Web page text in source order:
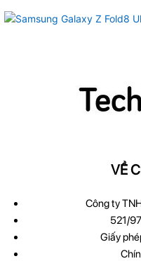
VỀ
Công ty
521/
Giấy